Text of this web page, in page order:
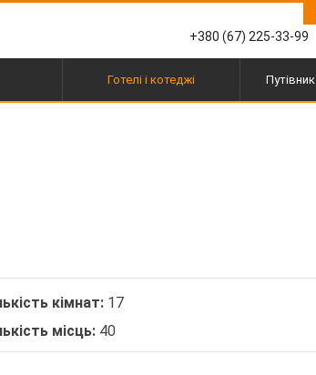
+380 (67) 225-33-99
Готелі і котеджі Путівник
кімнат: 17
місць: 40
27
31 1 2 3